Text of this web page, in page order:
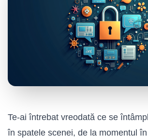
Te-ai întrebat vreodată ce se
în spatele scenei, de la momentul